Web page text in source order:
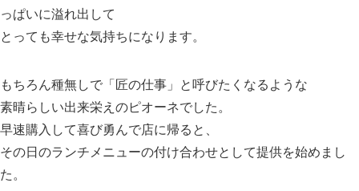
っぱいに溢れ出して
とっても幸せな気持ちになります。
もちろん種無しで「匠の仕事」と呼びたくなるような
素晴らしい出来栄えのピオーネでした。
早速購入して喜び勇んで店に帰ると、
その日のランチメニューの付け合わせとして提供を始めまし
た。